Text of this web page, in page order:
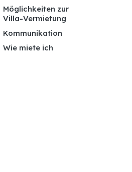
Möglichkeiten zur
Villa-Vermietung
Kommunikation
Wie miete ich